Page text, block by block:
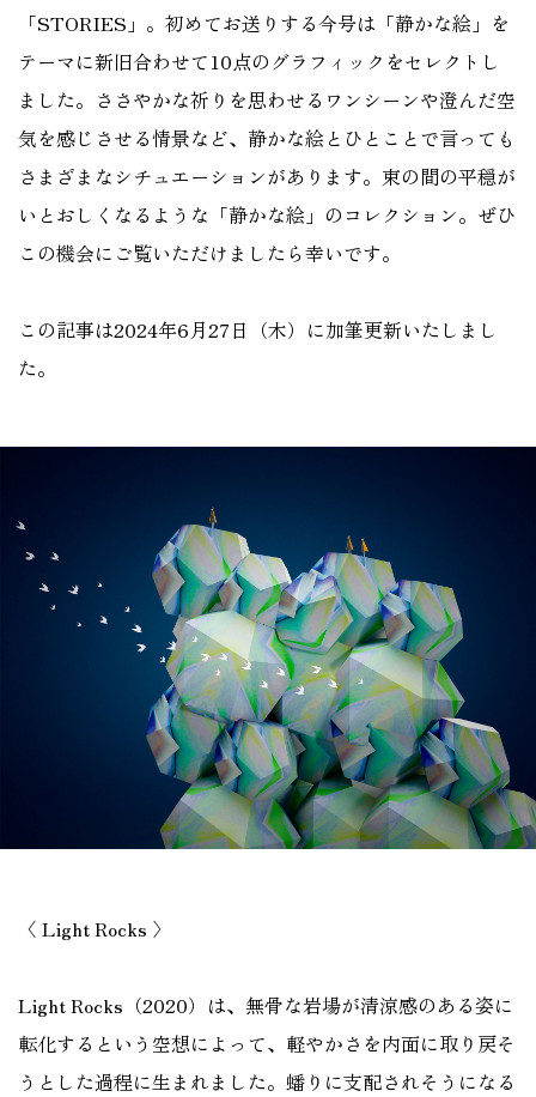
「STORIES」。初めてお送りする今号は「静かな絵」を
テーマに新旧合わせて10点のグラフィックをセレクトし
ました。ささやかな祈りを思わせるワンシーンや澄んだ空
気を感じさせる情景など、静かな絵とひとことで言っても
さまざまなシチュエーションがあります。束の間の平穏が
いとおしくなるような「静かな絵」のコレクション。ぜひ
この機会にご覧いただけましたら幸いです。
この記事は2024年6月27日（木）に加筆更新いたしまし
た。
〈 Light Rocks 〉
Light Rocks（2020）は、無骨な岩場が清涼感のある姿に
転化するという空想によって、軽やかさを内面に取り戻そ
うとした過程に生まれました。蟠りに支配されそうになる